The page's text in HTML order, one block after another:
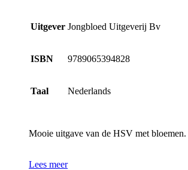
Uitgever Jongbloed Uitgeverij Bv
ISBN 9789065394828
Taal Nederlands
Mooie uitgave van de HSV met bloemen.
Lees meer